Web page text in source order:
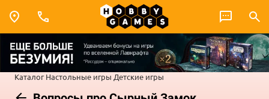
Каталог Настольные игры Детские игры